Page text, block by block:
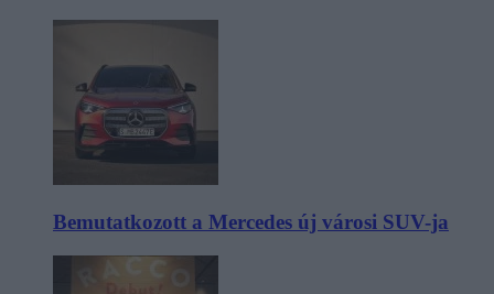
Bemutatkozott a Mercedes új városi SUV-ja